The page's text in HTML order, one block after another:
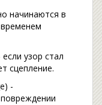
начинаются в
узор стал
сцепление.
-